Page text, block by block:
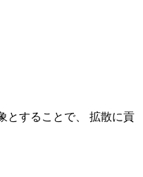
とすることで、 拡散に貢